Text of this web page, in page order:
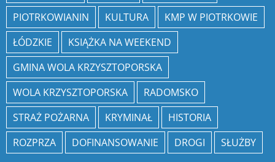
PIOTRKOWIANIN
KULTURA
KMP W PIOTRKOWIE
ŁÓDZKIE
KSIĄŻKA NA WEEKEND
GMINA WOLA KRZYSZTOPORSKA
WOLA KRZYSZTOPORSKA
RADOMSKO
STRAŻ POŻARNA
KRYMINAŁ
HISTORIA
ROZPRZA
DOFINANSOWANIE DROGI SŁUŻBY